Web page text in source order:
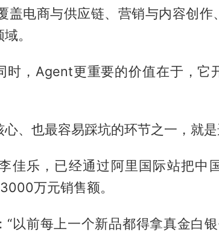
盖电商与供应链、营销与内容创
。
时，Agent更重要的价值在于，它
、也最容易踩坑的环节之一，就是
佳乐，已经通过阿里国际站把中
万元销售额。
“以前每上一个新品都得拿真金白